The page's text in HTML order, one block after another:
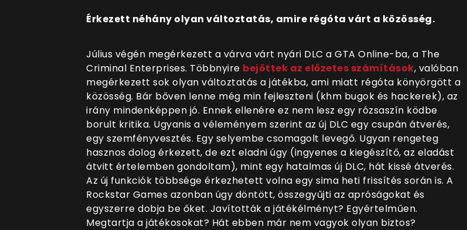
Érkezett néhány olyan változtatás, amire régóta várt a közösség.
Július végén megérkezett a várva várt nyári DLC a GTA Online-ba, a The
Criminal Enterprises. Többnyire bejöttek az előzetes számítások, valóban
megérkezett sok olyan változtatás a játékba, ami miatt régóta könyörgött a
közösség. Bár bőven lenne még min fejleszteni (khm bugok és hackerek), az
irány mindenképpen jó. Ennek ellenére ez nem lesz egy rózsaszín ködbe
borult kritika. Ugyanis a véleményem szerint az új DLC egy csupán átverés,
egy szemfényvesztés. Egy selyembe csomagolt levegő. Ugyan rengeteg
hasznos dolog érkezett, de ezt eladni úgy (ingyenes a kiegészítő, az eladást
átvitt értelemben gondoltam), mint egy hatalmas új DLC, hát kissé átverés.
Az új funkciók többsége érkezhetett volna egy sima heti frissítés során is. A
Rockstar Games azonban úgy döntött, összegyűjti az apróságokat és
egyszerre dobja be őket. Javították a játékélményt? Egyértelműen.
Megtartja a játékosokat? Hát ebben már nem vagyok olyan biztos?